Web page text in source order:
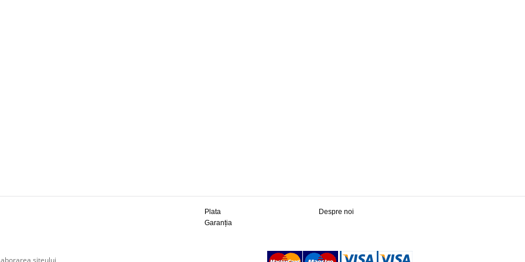
Despre noi
Plata
Garanția
siteului